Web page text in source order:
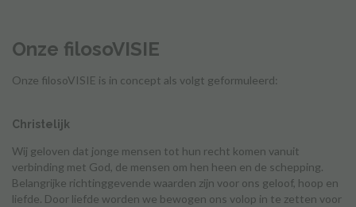
Onze filosoVISIE
Onze filosoVISIE is in concept als volgt geformuleerd:
Christelijk
Wij geloven dat jonge mensen tot hun recht komen vanuit
verbinding met God, de mensen om hen heen en de schepping.
Belangrijke richtinggevende waarden zijn voor ons geloof, hoop en
liefde. Door liefde worden we bewogen ons volop in te zetten voor